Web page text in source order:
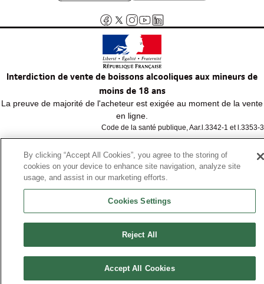
Interdiction de vente de boissons alcooliques aux mineurs de
moins de 18 ans
La preuve de majorité de l'acheteur est exigée au moment de la vente
en ligne.
Code de la santé publique, Aar.l.3342-1 et l.3353-3
© Tous droits réservés
By clicking “Accept All Cookies”, you agree to the storing of
cookies on your device to enhance site navigation, analyze site
usage, and assist in our marketing efforts.
Cookies Settings
Reject All
Accept All Cookies